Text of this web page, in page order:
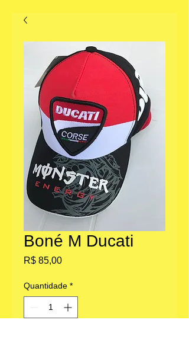
Boné M Ducati
R$ 85,00Preço
Quantidade *